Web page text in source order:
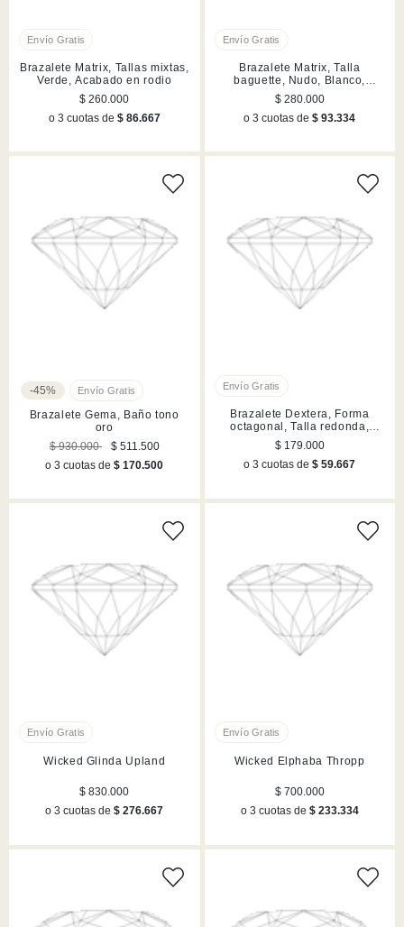
Brazalete Matrix, Tallas mixtas,
Verde, Acabado en rodio
$ 260.000
o 3 cuotas de $ 86.667
Brazalete Matrix, Talla
baguette, Nudo, Blanco,
Acabado en rodio
$ 280.000
o 3 cuotas de$ 93.334
-45%
Brazalete Gema, Baño tono
oro
$ 930.000
$ 511.500
o 3 cuotas de$ 170.500
Brazalete Dextera, Forma
octagonal, Talla redonda,
Blanco, Acabado en rutenio
$ 179.000
o 3 cuotas de$ 59.667
Wicked Glinda Upland
$ 830.000
o 3 cuotas de$ 276.667
Wicked Elphaba Thropp
$ 700.000
o 3 cuotas de $ 233.334